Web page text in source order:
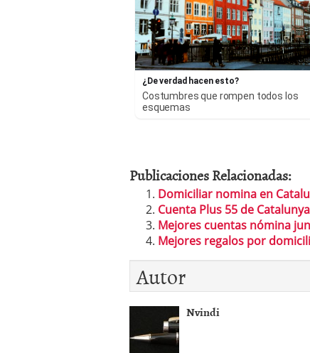
¿De verdad hacen esto?
Costumbres que rompen todos los
esquemas
Publicaciones Relacionadas:
Domiciliar nomina en
Cuenta Plus 55 de
Mejores cuentas nómina
Mejores regalos por
Autor
Nvindi